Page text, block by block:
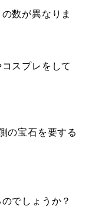
数が異なりま
スプレをして
の宝石を要する
でしょうか？